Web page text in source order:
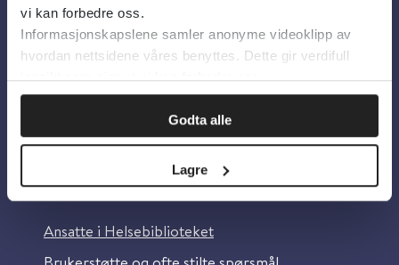
vi kan forbedre oss.
Informasjonskapslene samler anonyme videoklipp av
hvordan nettsidene våres benyttes. Dette gir verdifull
innsikt som gjør at vi kan forbedre oss.
Godta alle
Lagre
Personvern og informasjonskapsler
Tilgjengelighetserklæring
Information in English
Ansatte i Helsebiblioteket